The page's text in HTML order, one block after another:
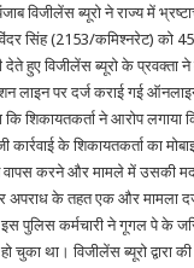
विजीलेंस ब्यूरो ने राज्य में
सिंह (2153/कमिश्नरेट) को
हुए विजीलेंस ब्यूरो के प्रवक्ता ने
लाइन पर दर्ज कराई गई
कि शिकायतकर्ता ने आरोप
कार्रवाई के शिकायतकर्ता का
वापस करने और मामले में उसकी
के तहत एक और मामला
पुलिस कर्मचारी ने गूगल पे के
चुका था। विजीलेंस ब्यूरो